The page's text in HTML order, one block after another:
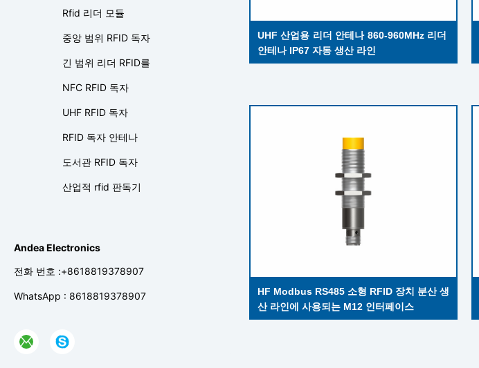
Rfid 리더 모듈
중앙 범위 RFID 독자
긴 범위 리더 RFID를
NFC RFID 독자
UHF RFID 독자
RFID 독자 안테나
도서관 RFID 독자
산업적 rfid 판독기
Andea Electronics
전화 번호 :+8618819378907
WhatsApp : 8618819378907
UHF 산업용 리더 안테나 860-960MHz 리더
안테나 IP67 자동 생산 라인
HF Modbus RS485 소형 RFID 장치 분산 생
산 라인에 사용되는 M12 인터페이스